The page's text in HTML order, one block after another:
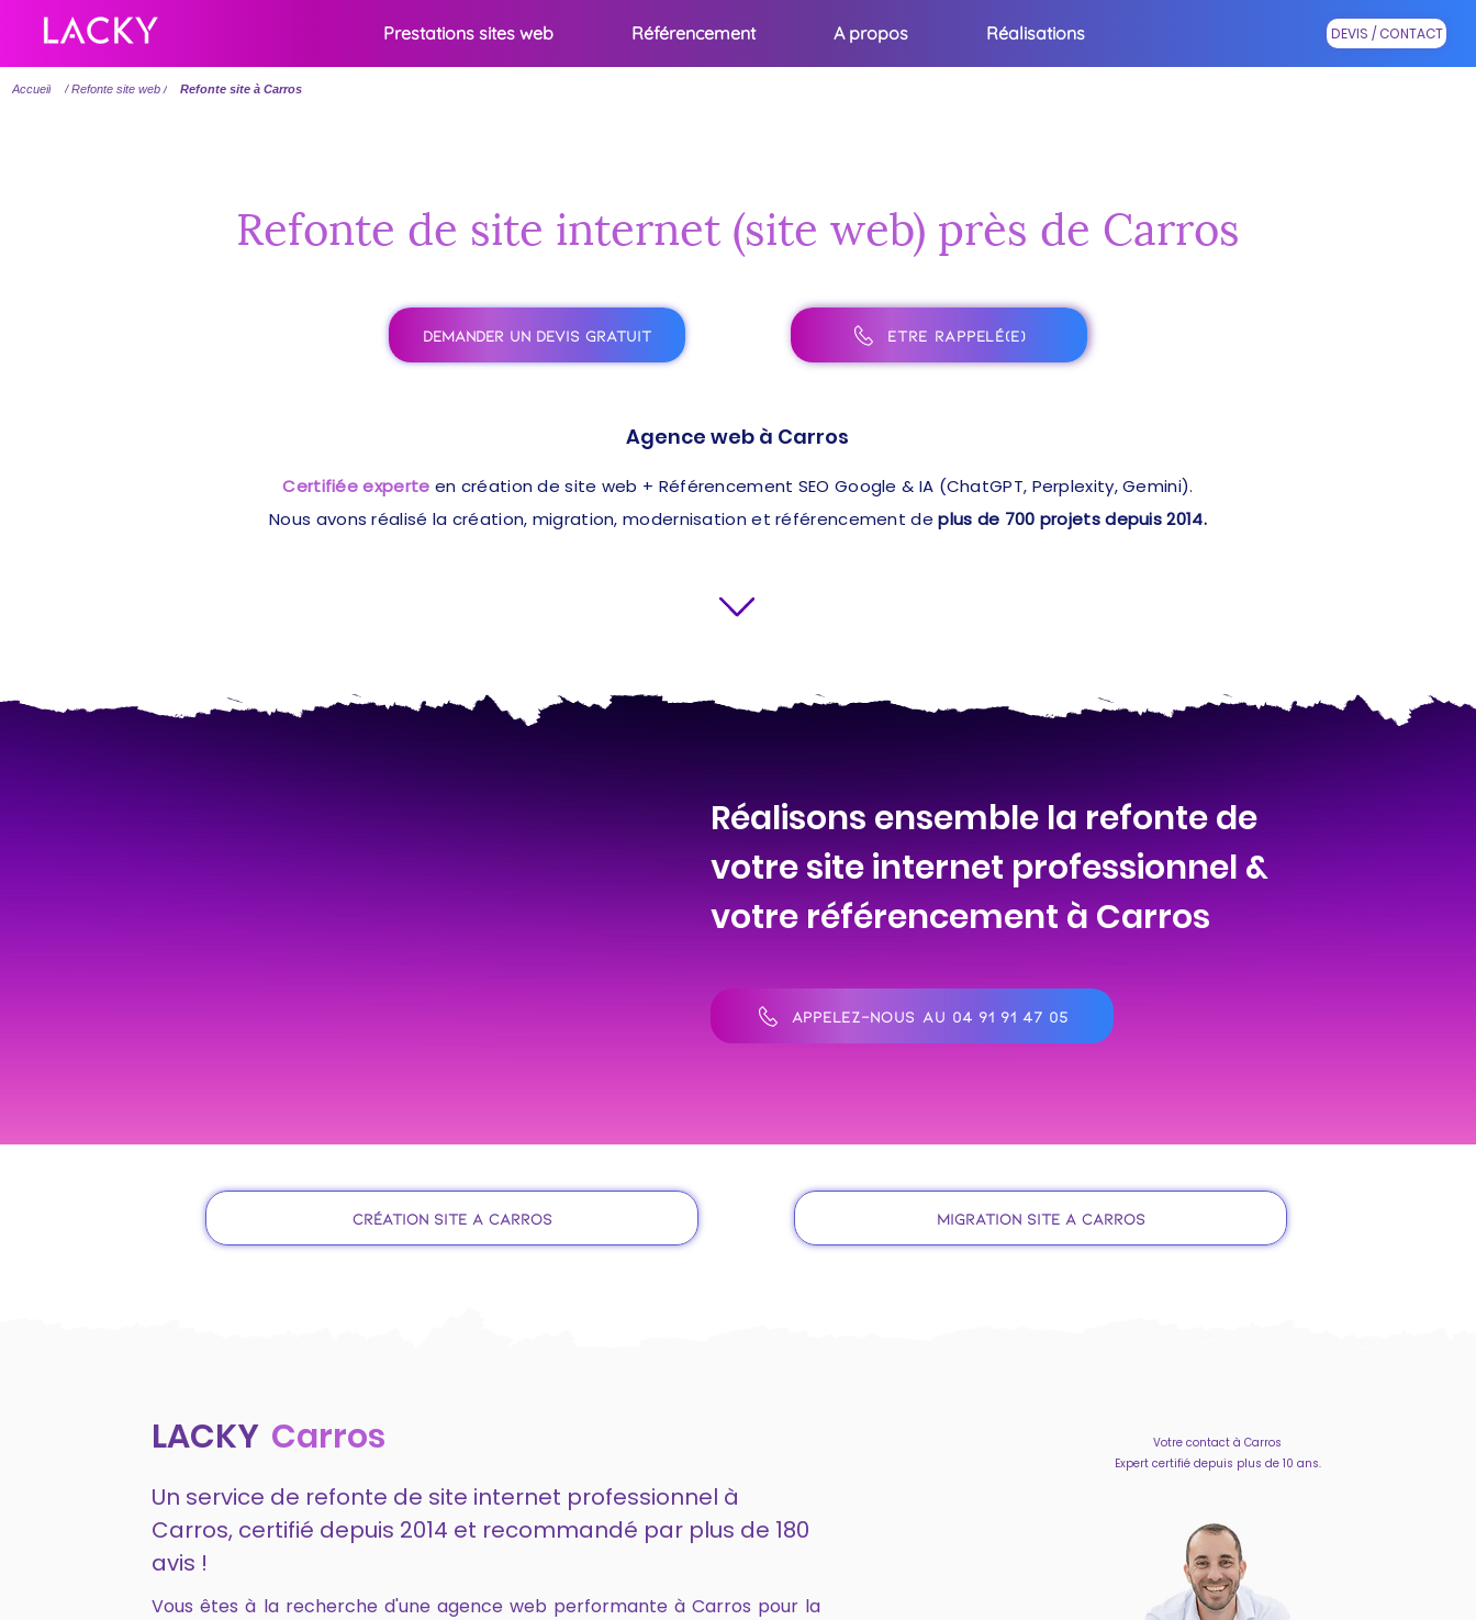
Prestations sites web Référencement A propos Réalisations DEVIS / CONTACT
Accueil / Refonte site web / Refonte site à Carros
Refonte de site internet (site web) près de Carros
DEMANDER UN DEVIS GRATUIT ÊTRE RAPPELÉ(E)
Agence web à Carros
Certifiée experte en création de site web + Référencement SEO Google & IA (ChatGPT, Perplexity, Gemini).
Nous avons réalisé la création, migration, modernisation et référencement de plus de 700 projets depuis 2014.
Réalisons ensemble la refonte de
votre site internet professionnel &
votre référencement à Carros
APPELEZ-NOUS AU 04 91 91 47 05
Création site à Carros Migration site à Carros
LACKY Carros
Un service de refonte de site internet professionnel à
Carros, certifié depuis 2014 et recommandé par plus de 180
avis !
Vous êtes à la recherche d'une agence web performante à Carros pour la
Votre contact à Carros
Expert certifié depuis plus de 10 ans.